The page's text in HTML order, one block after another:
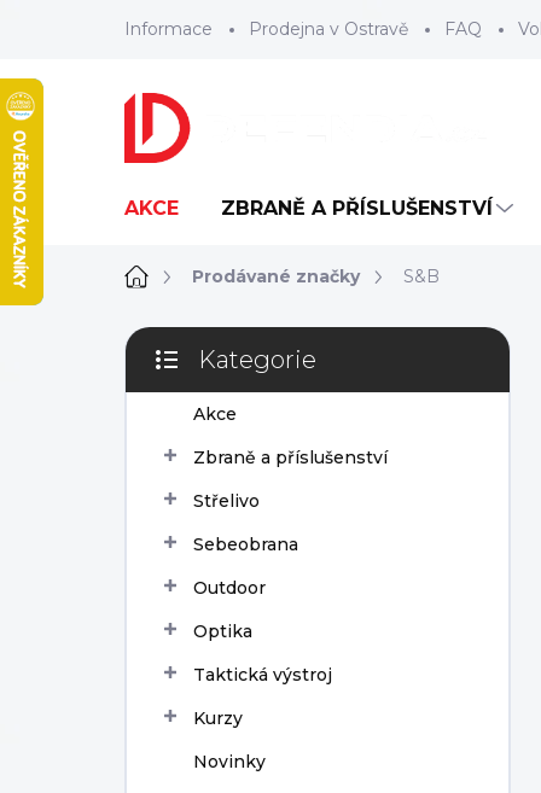
Informace Prodejna v Ostravě FAQ
AKCE ZBRANĚ A PŘÍSLUŠENSTVÍ
DomůProdávané značky S&B
P
s
Přeskočit
kategorie
Kategorie
Akce
Zbraně a příslušenství
Střelivo
Sebeobrana
Outdoor
Optika
Taktická výstroj
Kurzy
Novinky